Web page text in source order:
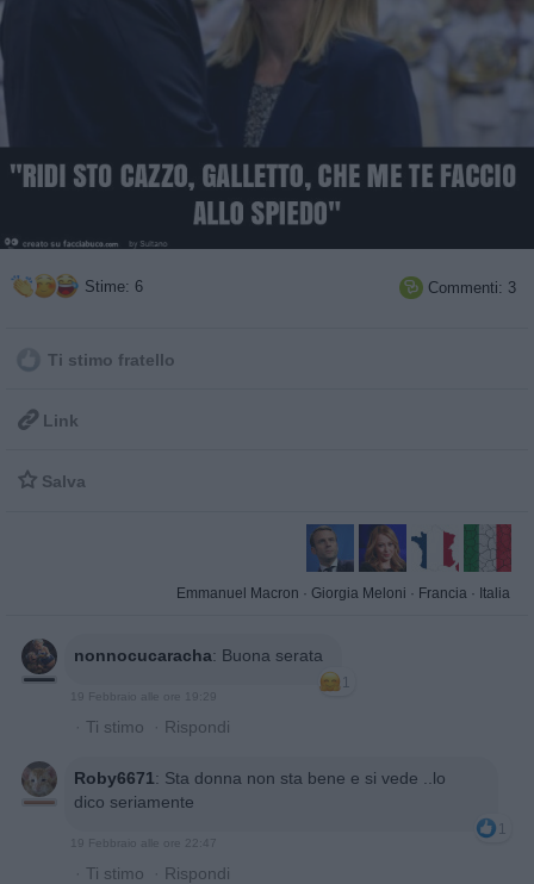
Stime: 6  Commenti: 3
Ti stimo fratello
 Link
 Salva
Emmanuel Macron · Giorgia Meloni · Francia · Italia
nonnocucaracha: Buona serata
1
19 Febbraio alle ore 19:29
· Ti stimo · Rispondi
Roby6671: Sta donna non sta bene e si vede ..lo
dico seriamente
1
19 Febbraio alle ore 22:47
· Ti stimo · Rispondi